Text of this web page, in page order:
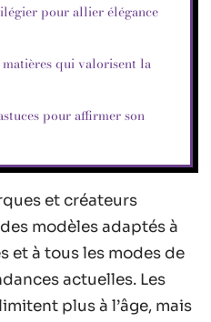
pour allier élégance
qui valorisent la
pour affirmer son
et créateurs
modèles adaptés à
et à tous les modes de
actuelles. Les
plus à l’âge, mais